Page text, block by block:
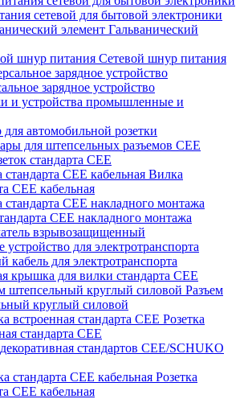
сетевой для бытовой электроники
Гальванический
Сетевой шнур питания
зарядное устройство
и устройства промышленные и
для автомобильной розетки
для штепсельных разъемов CEE
стандарта CEE
Вилка
CEE кабельная
CEE накладного монтажа
взрывозащищенный
устройство для электротранспорта
кабель для электротранспорта
крышка для вилки стандарта CEE
Разъем
круглый силовой
Розетка
стандарта CEE
стандартов CEE/SCHUKO
Розетка
СЕЕ кабельная